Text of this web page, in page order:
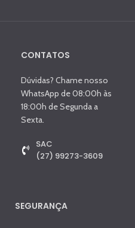
CONTATOS
Dúvidas? Chame nosso
WhatsApp de 08:00h às
18:00h de Segunda a
Sexta.
SAC
(27) 99273-3609
SEGURANÇA